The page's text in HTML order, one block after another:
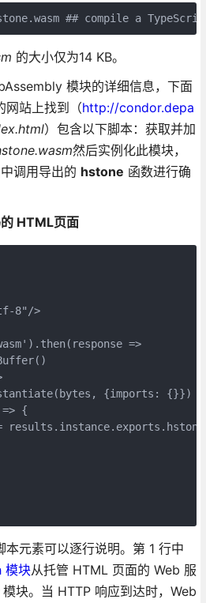
## compile a
的大小仅为14 KB。
模块的详细信息，下面
网站上找到（http://condor.depa
）包含以下脚本：获取并加
然后实例化此模块，
调用导出的 hstone 函数进行确
HTML页面
8"/>
=>
{imports: {}})
{
本元素可以逐行说明。第 1 行中
模块从托管 HTML 页面的 Web 服
块。当 HTTP 响应到达时，Web